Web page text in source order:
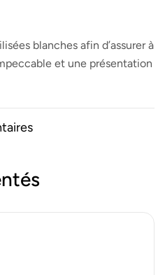
blanches afin d’assurer à
et une présentation